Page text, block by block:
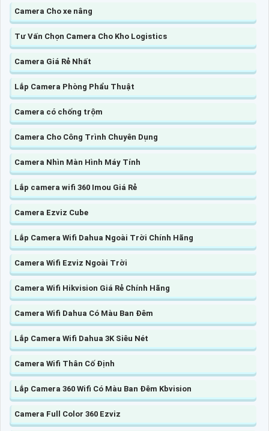
Camera Cho xe nâng
Tư Vấn Chọn Camera Cho Kho Logistics
Camera Giá Rẻ Nhất
Lắp Camera Phòng Phẩu Thuật
Camera có chống trộm
Camera Cho Công Trình Chuyên Dụng
Camera Nhìn Màn Hình Máy Tính
Lắp camera wifi 360 Imou Giá Rẻ
Camera Ezviz Cube
Lắp Camera Wifi Dahua Ngoài Trời Chính Hãng
Camera Wifi Ezviz Ngoài Trời
Camera Wifi Hikvision Giá Rẻ Chính Hãng
Camera Wifi Dahua Có Màu Ban Đêm
Lắp Camera Wifi Dahua 3K Siêu Nét
Camera Wifi Thân Cố Định
Lắp Camera 360 Wifi Có Màu Ban Đêm Kbvision
Camera Full Color 360 Ezviz